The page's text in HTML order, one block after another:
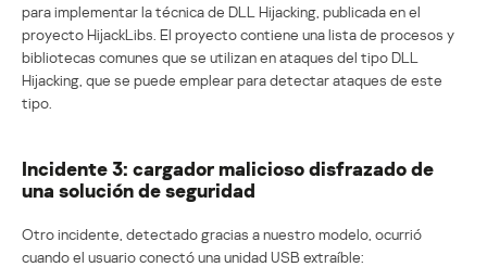
para implementar la técnica de DLL Hijacking, publicada en el
proyecto HijackLibs. El proyecto contiene una lista de procesos y
bibliotecas comunes que se utilizan en ataques del tipo DLL
Hijacking, que se puede emplear para detectar ataques de este
tipo.
Incidente 3: cargador malicioso disfrazado de
una solución de seguridad
Otro incidente, detectado gracias a nuestro modelo, ocurrió
cuando el usuario conectó una unidad USB extraíble: